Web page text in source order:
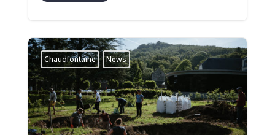
Chaudfontaine News